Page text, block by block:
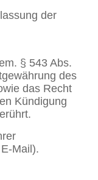
der
§ 543 Abs.
des
das Recht
Kündigung
Mail).